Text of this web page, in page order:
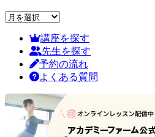
講座を探す
先生を探す
予約の流れ
よくある質問